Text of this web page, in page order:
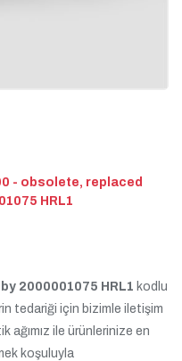
- obsolete, replaced
HRL1
2000001075 HRL1 kodlu
tedariği için bizimle iletişim
ağımız ile ürünlerinize en
koşuluyla